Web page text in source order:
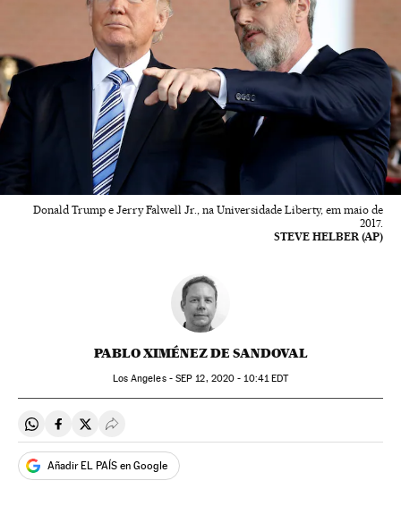
Donald Trump e Jerry Falwell Jr., na Universidade Liberty, em maio de
2017.
STEVE HELBER (AP)
PABLO XIMÉNEZ DE SANDOVAL
Los Angeles - SEP 12, 2020 - 10:41EDT
Compartir en Whatsapp
Compartir en Facebook
Compartir en Twitter
Desplegar Redes Sociales
Añadir EL PAÍS en Google